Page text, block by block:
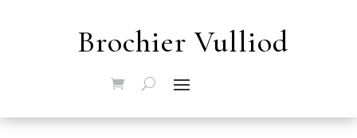
Brochier Vulliod